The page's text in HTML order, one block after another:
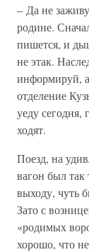
– Да не
родине.
пишется, и
не этак.
информируй,
отделение
уеду сегодня,
ходят.
Поезд, на
вагон был так
выходу, чуть
Зато с
«родимых
хорошо, что